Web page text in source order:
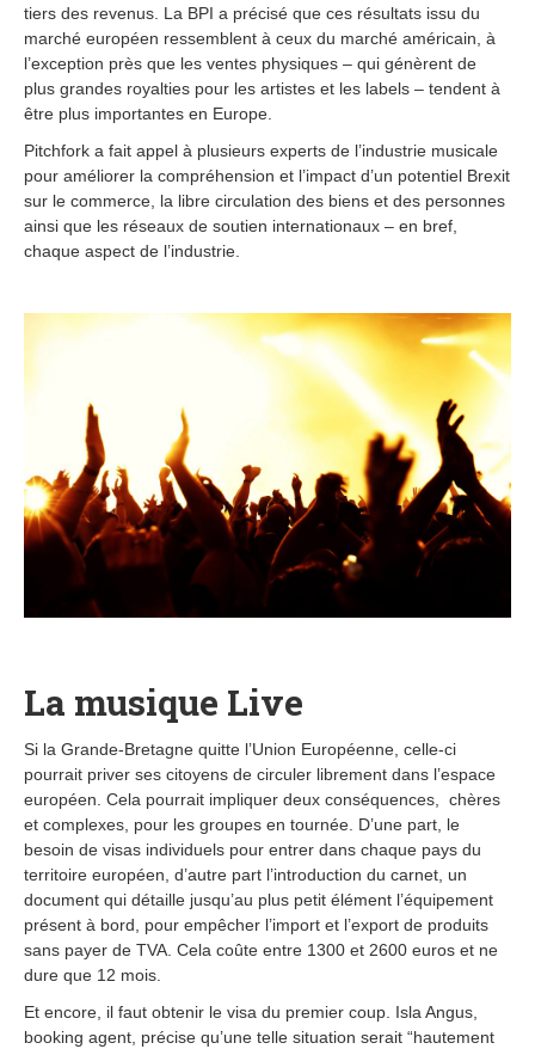
tiers des revenus. La BPI a précisé que ces résultats issu du
marché européen ressemblent à ceux du marché américain, à
l’exception près que les ventes physiques – qui génèrent de
plus grandes royalties pour les artistes et les labels – tendent à
être plus importantes en Europe.
Pitchfork a fait appel à plusieurs experts de l’industrie musicale
pour améliorer la compréhension et l’impact d’un potentiel Brexit
sur le commerce, la libre circulation des biens et des personnes
ainsi que les réseaux de soutien internationaux – en bref,
chaque aspect de l’industrie.
La musique Live
Si la Grande-Bretagne quitte l’Union Européenne, celle-ci
pourrait priver ses citoyens de circuler librement dans l’espace
européen. Cela pourrait impliquer deux conséquences, chères
et complexes, pour les groupes en tournée. D’une part, le
besoin de visas individuels pour entrer dans chaque pays du
territoire européen, d’autre part l’introduction du carnet, un
document qui détaille jusqu’au plus petit élément l’équipement
présent à bord, pour empêcher l’import et l’export de produits
sans payer de TVA. Cela coûte entre 1300 et 2600 euros et ne
dure que 12 mois.
Et encore, il faut obtenir le visa du premier coup. Isla Angus,
booking agent, précise qu’une telle situation serait “hautement